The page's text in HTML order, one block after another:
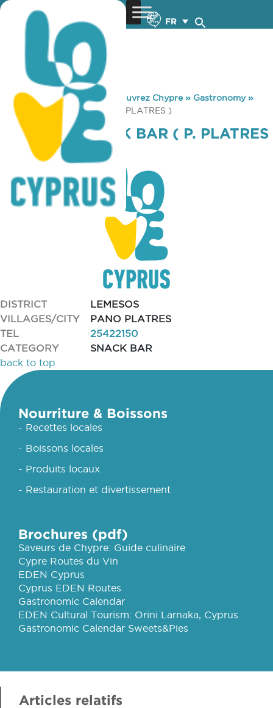
FR
You are here: Home »Découvrez Chypre» Gastronomy»
OROSIMO SNACK BAR ( P. PLATRES )
OROSIMO SNACK BAR ( P. PLATRES
DISTRICT
LEMESOS
VILLAGES/CITY
PANO PLATRES
TEL
25422150
CATEGORY
SNACK BAR
back to top
Nourriture & Boissons
- Recettes locales
- Boissons locales
- Produits locaux
- Restauration et divertissement
Brochures (pdf)
Saveurs de Chypre: Guide culinaire
Cypre Routes du Vin
EDEN Cyprus
Cyprus EDEN Routes
Gastronomic Calendar
EDEN Cultural Tourism: Orini Larnaka, Cyprus
Gastronomic Calendar Sweets&Pies
Articles relatifs